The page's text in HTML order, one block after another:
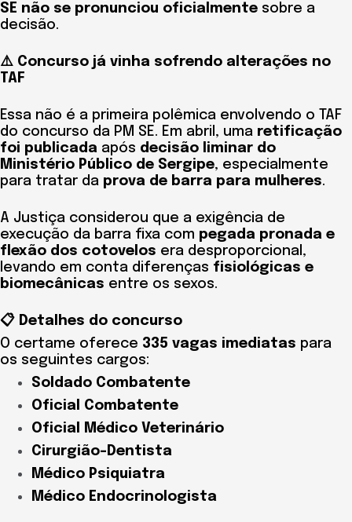
SE não se pronunciou oficialmente sobre a
decisão.
⚠️ Concurso já vinha sofrendo alterações no
TAF
Essa não é a primeira polêmica envolvendo o TAF
do concurso da PM SE. Em abril, uma retificação
foi publicada após decisão liminar do
Ministério Público de Sergipe, especialmente
para tratar da prova de barra para mulheres.
A Justiça considerou que a exigência de
execução da barra fixa com pegada pronada e
flexão dos cotovelos era desproporcional,
levando em conta diferenças fisiológicas e
biomecânicas entre os sexos.
📋 Detalhes do concurso
O certame oferece 335 vagas imediatas para
os seguintes cargos:
Soldado Combatente
Oficial Combatente
Oficial Médico Veterinário
Cirurgião-Dentista
Médico Psiquiatra
Médico Endocrinologista